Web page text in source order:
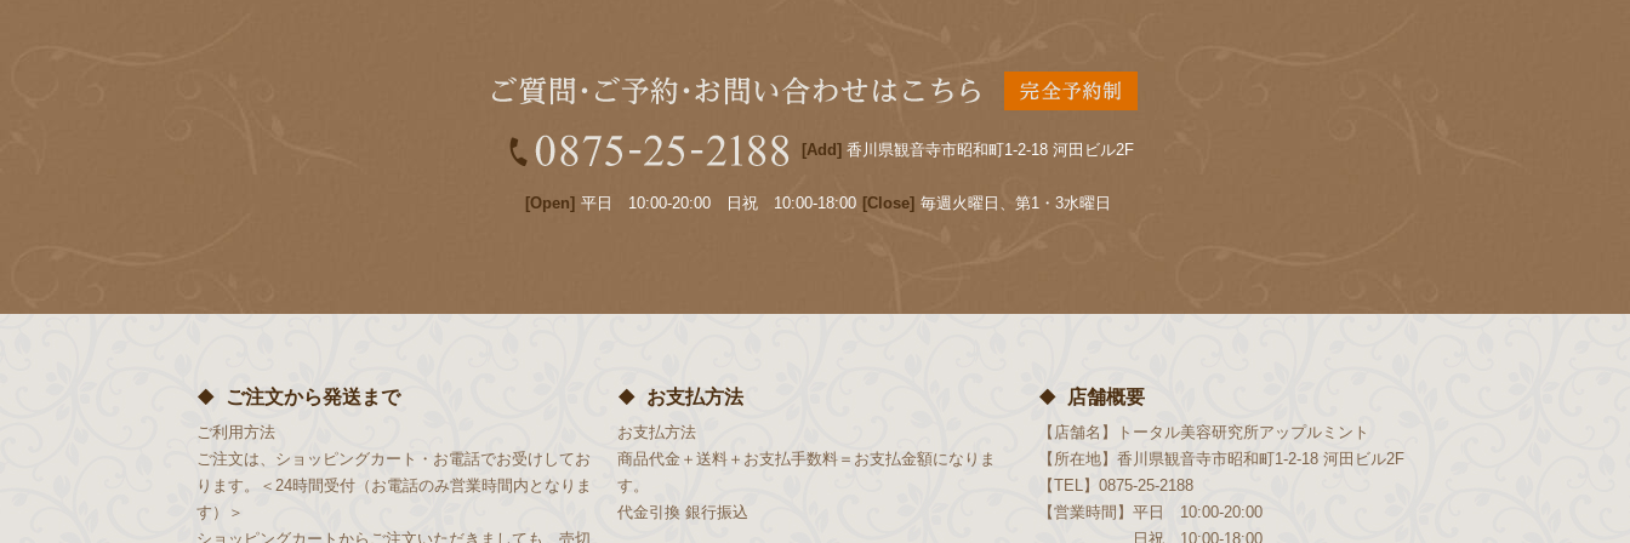
[Add] 香川県観音寺市昭和町1-2-18 河田ビル2F
[Open] 平日 10:00-20:00 日祝 10:00-18:00 [Close] 毎週火曜日、第1・3水曜日
ご注文から発送まで
ご利用方法
ご注文は、ショッピングカート・お電話でお受けしてお
ります。＜24時間受付（お電話のみ営業時間内となりま
す）＞
ショッピングカートからご注文いただきましても、売切
お支払方法
お支払方法
商品代金＋送料＋お支払手数料＝お支払金額になりま
す。
代金引換 銀行振込
店舗概要
【店舗名】
トータル美容研究所アップルミント
【所在地】 香川県観音寺市昭和町1-2-18 河田ビル2F
【TEL】 0875-25-2188
【営業時間】 平日 10:00-20:00
日祝 10:00-18:00